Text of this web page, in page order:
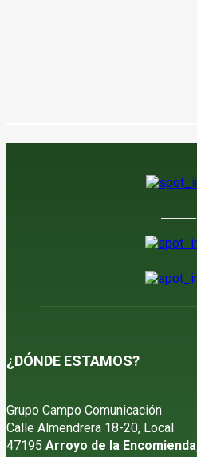
¿DÓNDE ESTAMOS?
Grupo Campo Comunicación
Calle Almendrera 18-20, Local
47195 Arroyo de la